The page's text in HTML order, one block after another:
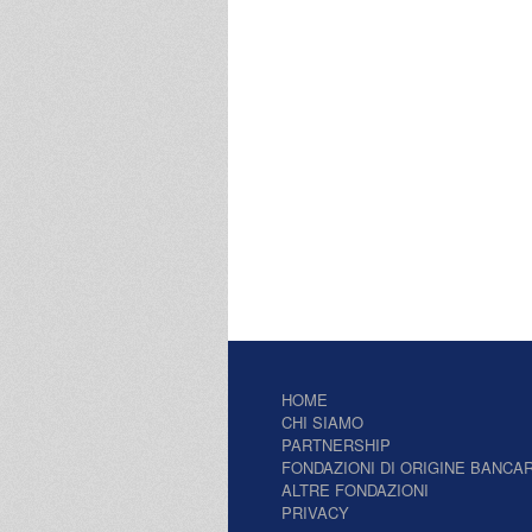
HOME
CHI SIAMO
PARTNERSHIP
FONDAZIONI DI ORIGINE
ALTRE FONDAZIONI
PRIVACY